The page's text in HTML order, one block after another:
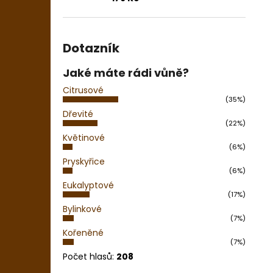
Dotazník
Jaké máte rádi vůně?
Citrusové
(35%)
Dřevité
(22%)
Květinové
(6%)
Pryskyřice
(6%)
Eukalyptové
(17%)
Bylinkové
(7%)
Kořeněné
(7%)
Počet hlasů: 208